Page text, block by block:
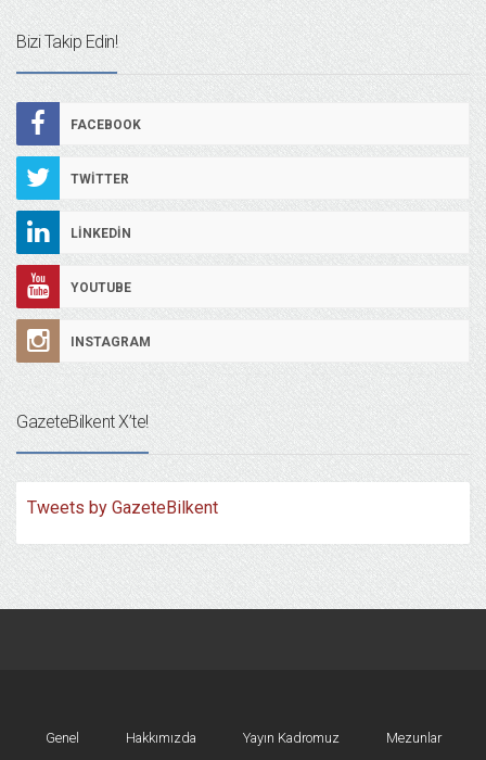
Bizi Takip Edin!
FACEBOOK
TWITTER
LINKEDIN
YOUTUBE
INSTAGRAM
GazeteBilkent X’te!
Tweets by GazeteBilkent
Genel Hakkımızda Yayın Kadromuz Mezunlar